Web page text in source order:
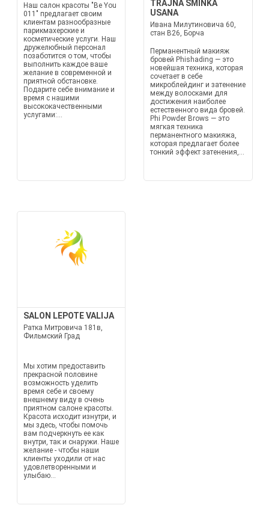
Наш салон красоты "Be You
011" предлагает своим
клиентам разнообразные
парикмахерские и
косметические услуги. Наш
дружелюбный персонал
позаботится о том, чтобы
выполнить каждое ваше
желание в современной и
приятной обстановке.
Подарите себе внимание и
время с нашими
высококачественными
услугами:...
TRAJNA ŠMINKA
USANA
Ивана Милутиновича 60,
стан B26, Борча
Перманентный макияж
бровей Phishading — это
новейшая техника, которая
сочетает в себе
микроблейдинг и затенение
между волосками для
достижения наиболее
естественного вида бровей.
Phi Powder Brows — это
мягкая техника
перманентного макияжа,
которая предлагает более
тонкий эффект затенения,...
SALON LEPOTE VALIJA
Ратка Митровича 181в,
Фильмский Град
Мы хотим предоставить
прекрасной половине
возможность уделить
время себе и своему
внешнему виду в очень
приятном салоне красоты.
Красота исходит изнутри, и
мы здесь, чтобы помочь
вам подчеркнуть ее как
внутри, так и снаружи. Наше
желание - чтобы наши
клиенты уходили от нас
удовлетворенными и
улыбаю...